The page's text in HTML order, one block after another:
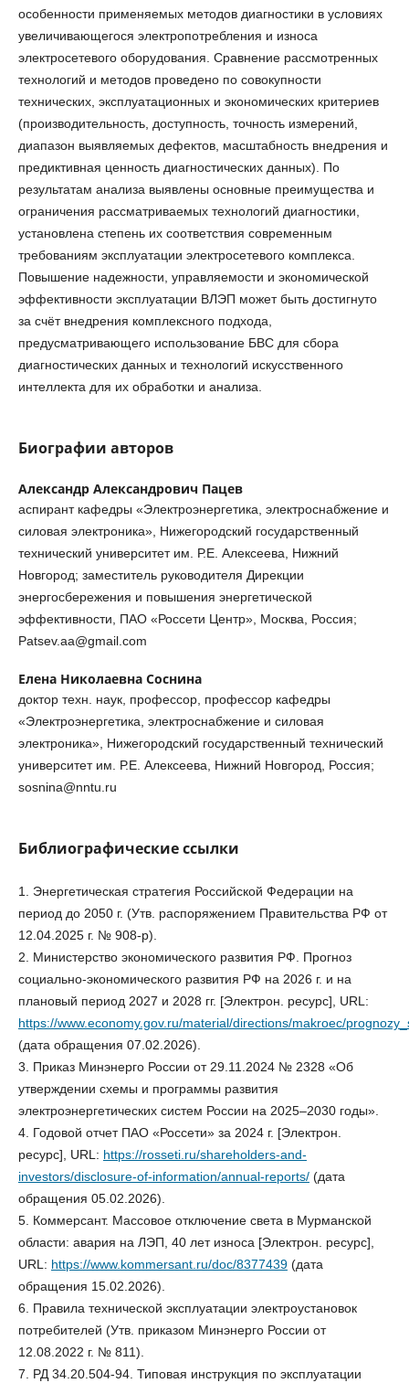
особенности применяемых методов диагностики в условиях
увеличивающегося электропотребления и износа
электросетевого оборудования. Сравнение рассмотренных
технологий и методов проведено по совокупности
технических, эксплуатационных и экономических критериев
(производительность, доступность, точность измерений,
диапазон выявляемых дефектов, масштабность внедрения и
предиктивная ценность диагностических данных). По
результатам анализа выявлены основные преимущества и
ограничения рассматриваемых технологий диагностики,
установлена степень их соответствия современным
требованиям эксплуатации электросетевого комплекса.
Повышение надежности, управляемости и экономической
эффективности эксплуатации ВЛЭП может быть достигнуто
за счёт внедрения комплексного подхода,
предусматривающего использование БВС для сбора
диагностических данных и технологий искусственного
интеллекта для их обработки и анализа.
Биографии авторов
Александр Александрович Пацев
аспирант кафедры «Электроэнергетика, электроснабжение и
силовая электроника», Нижегородский государственный
технический университет им. Р.Е. Алексеева, Нижний
Новгород; заместитель руководителя Дирекции
энергосбережения и повышения энергетической
эффективности, ПАО «Россети Центр», Москва, Россия;
Patsev.aa@gmail.com
Елена Николаевна Соснина
доктор техн. наук, профессор, профессор кафедры
«Электроэнергетика, электроснабжение и силовая
электроника», Нижегородский государственный технический
университет им. Р.Е. Алексеева, Нижний Новгород, Россия;
sosnina@nntu.ru
Библиографические ссылки
1. Энергетическая стратегия Российской Федерации на
период до 2050 г. (Утв. распоряжением Правительства РФ от
12.04.2025 г. № 908-р).
2. Министерство экономического развития РФ. Прогноз
социально-экономического развития РФ на 2026 г. и на
плановый период 2027 и 2028 гг. [Электрон. ресурс], URL:
https://www.economy.gov.ru/material/directions/makroec/
(дата обращения 07.02.2026).
3. Приказ Минэнерго России от 29.11.2024 № 2328 «Об
утверждении схемы и программы развития
электроэнергетических систем России на 2025–2030 годы».
4. Годовой отчет ПАО «Россети» за 2024 г. [Электрон.
ресурс], URL: https://rosseti.ru/shareholders-and-
investors/disclosure-of-information/annual-reports/(дата
обращения 05.02.2026).
5. Коммерсант. Массовое отключение света в Мурманской
области: авария на ЛЭП, 40 лет износа [Электрон. ресурс],
URL: https://www.kommersant.ru/doc/8377439(дата
обращения 15.02.2026).
6. Правила технической эксплуатации электроустановок
потребителей (Утв. приказом Минэнерго России от
12.08.2022 г. № 811).
7. РД 34.20.504-94. Типовая инструкция по эксплуатации